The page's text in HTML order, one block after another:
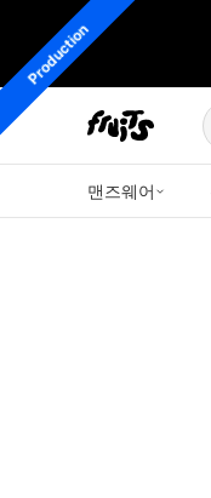
맨즈웨어
Production